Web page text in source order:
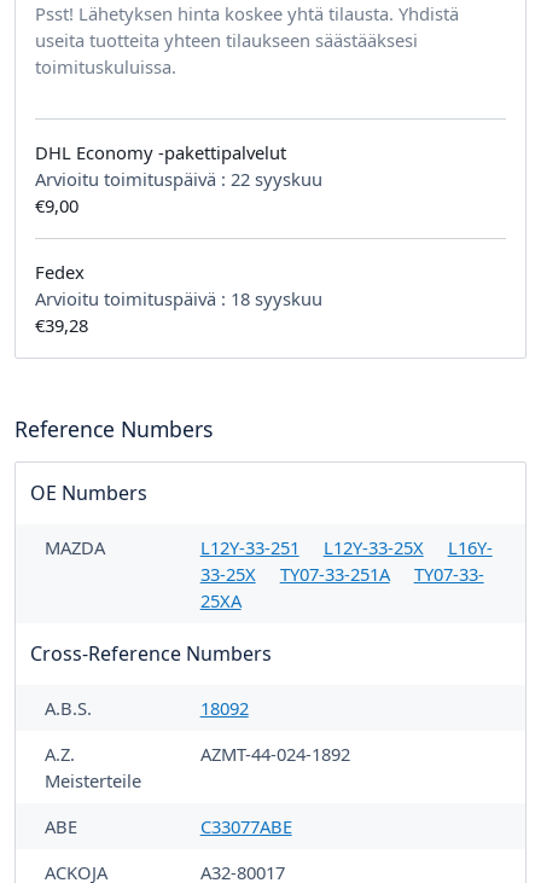
Psst! Lähetyksen hinta koskee yhtä tilausta. Yhdistä
useita tuotteita yhteen tilaukseen säästääksesi
toimituskuluissa.
DHL Economy -pakettipalvelut
Arvioitu toimituspäivä : 22 syyskuu
€9,00
Fedex
Arvioitu toimituspäivä : 18 syyskuu
€39,28
Reference Numbers
OE Numbers
MAZDA L12Y-33-251 L12Y-33-25X
L16Y-
33-25X
TY07-33-251A
TY07-33-
25XA
Cross-Reference Numbers
A.B.S.
18092
A.Z.
Meisterteile
AZMT-44-024-1892
ABE
C33077ABE
ACKOJA
A32-80017